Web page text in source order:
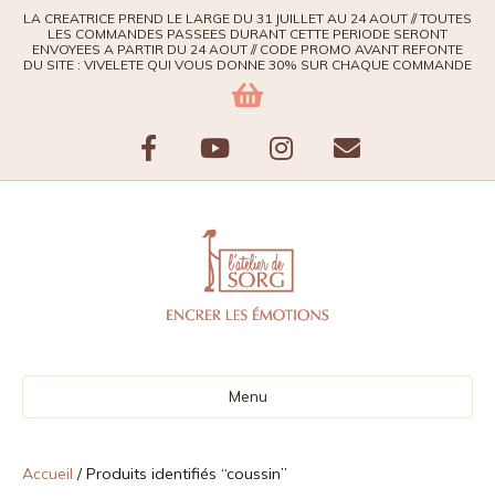
LA CREATRICE PREND LE LARGE DU 31 JUILLET AU 24 AOUT // TOUTES
LES COMMANDES PASSEES DURANT CETTE PERIODE SERONT
ENVOYEES A PARTIR DU 24 AOUT // CODE PROMO AVANT REFONTE
DU SITE : VIVELETE QUI VOUS DONNE 30% SUR CHAQUE COMMANDE
F
o
o
Y
u
t
b
e
I
s
t
g
r
E
Menu
Accueil / Produits identifiés “coussin”